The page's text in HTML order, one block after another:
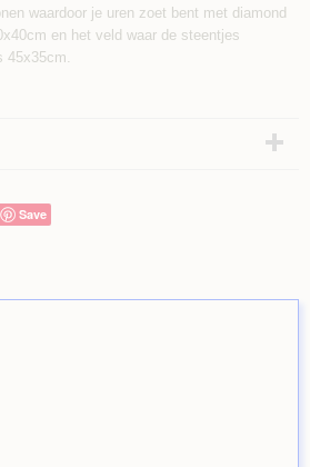
waardoor je uren zoet bent met diamond
en het veld waar de steentjes
45x35cm.
Save